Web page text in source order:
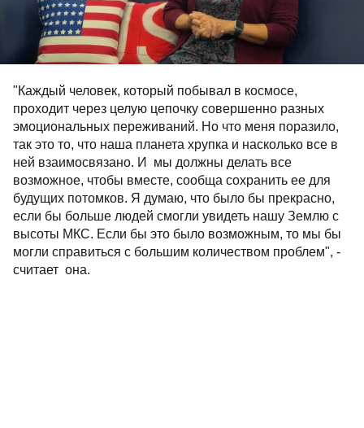
"Каждый человек, который побывал в космосе,
проходит через целую цепочку совершенно разных
эмоциональных переживаний. Но что меня поразило,
так это то, что наша планета хрупка и насколько все в
ней взаимосвязано. И мы должны делать все
возможное, чтобы вместе, сообща сохранить ее для
будущих потомков. Я думаю, что было бы прекрасно,
если бы больше людей смогли увидеть нашу Землю с
высоты МКС. Если бы это было возможным, то мы бы
могли справиться с большим количеством проблем", -
считает она.